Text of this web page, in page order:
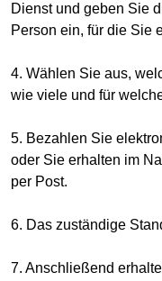
Dienst und geben Sie
Person ein, für die Sie
4. Wählen Sie aus,
wie viele und für
5. Bezahlen Sie
oder Sie erhalten im
per Post.
6. Das zuständige
7. Anschließend